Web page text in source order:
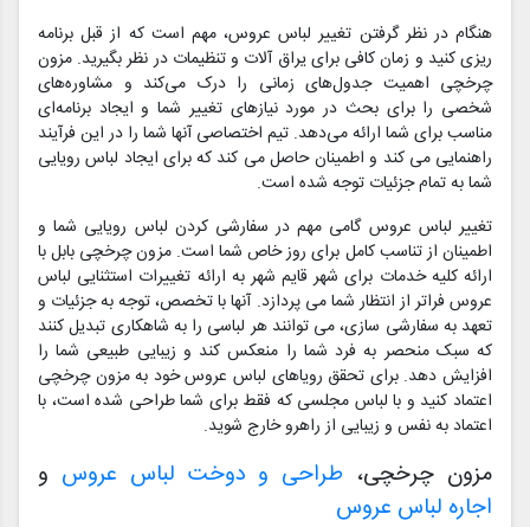
هنگام در نظر گرفتن تغییر لباس عروس، مهم است که از قبل برنامه
ریزی کنید و زمان کافی برای یراق آلات و تنظیمات در نظر بگیرید. مزون
چرخچی اهمیت جدول‌های زمانی را درک می‌کند و مشاوره‌های
شخصی را برای بحث در مورد نیازهای تغییر شما و ایجاد برنامه‌ای
مناسب برای شما ارائه می‌دهد. تیم اختصاصی آنها شما را در این فرآیند
راهنمایی می کند و اطمینان حاصل می کند که برای ایجاد لباس رویایی
شما به تمام جزئیات توجه شده است.
تغییر لباس عروس گامی مهم در سفارشی کردن لباس رویایی شما و
اطمینان از تناسب کامل برای روز خاص شما است. مزون چرخچی بابل با
ارائه کلیه خدمات برای شهر قایم شهر به ارائه تغییرات استثنایی لباس
عروس فراتر از انتظار شما می پردازد. آنها با تخصص، توجه به جزئیات و
تعهد به سفارشی سازی، می توانند هر لباسی را به شاهکاری تبدیل کنند
که سبک منحصر به فرد شما را منعکس کند و زیبایی طبیعی شما را
افزایش دهد. برای تحقق رویاهای لباس عروس خود به مزون چرخچی
اعتماد کنید و با لباس مجلسی که فقط برای شما طراحی شده است، با
اعتماد به نفس و زیبایی از راهرو خارج شوید.
مزون چرخچی، طراحی و دوخت لباس عروس و
اجاره لباس عروس